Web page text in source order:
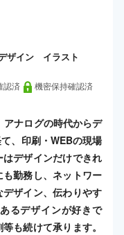
ザイン イラスト
認済 機密保持確認済
アナログの時代からデ
、印刷・WEBの現場
デザインだけできれ
勤務し、ネットワー
ザイン、伝わりやす
るデザインが好きで
も続けて承ります。